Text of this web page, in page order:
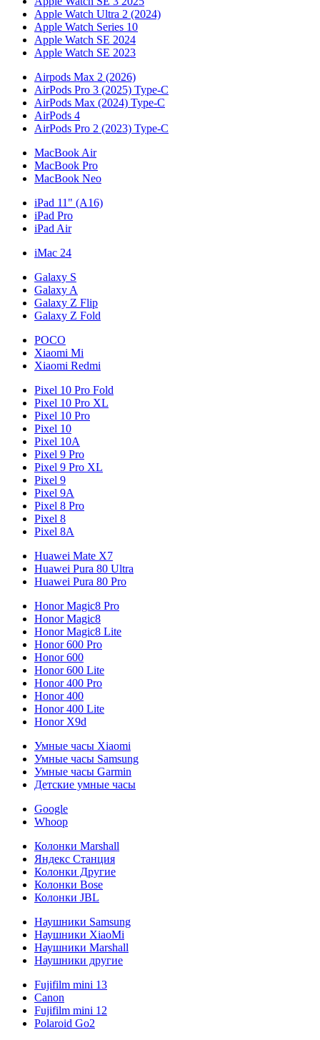
Apple Watch Ultra 2 (2024)
Apple Watch Series 10
Apple Watch SE 2024
Apple Watch SE 2023
Airpods Max 2 (2026)
AirPods Pro 3 (2025) Type-C
AirPods Max (2024) Type-C
AirPods 4
AirPods Pro 2 (2023) Type-C
MacBook Air
MacBook Pro
MacBook Neo
iPad 11" (A16)
iPad Pro
iPad Air
iMac 24
Galaxy S
Galaxy A
Galaxy Z Flip
Galaxy Z Fold
POCO
Xiaomi Mi
Xiaomi Redmi
Pixel 10 Pro Fold
Pixel 10 Pro XL
Pixel 10 Pro
Pixel 10
Pixel 10A
Pixel 9 Pro
Pixel 9 Pro XL
Pixel 9
Pixel 9A
Pixel 8 Pro
Pixel 8
Pixel 8A
Huawei Mate X7
Huawei Pura 80 Ultra
Huawei Pura 80 Pro
Honor Magic8 Pro
Honor Magic8
Honor Magic8 Lite
Honor 600 Pro
Honor 600
Honor 600 Lite
Honor 400 Pro
Honor 400
Honor 400 Lite
Honor X9d
Умные часы Xiaomi
Умные часы Samsung
Умные часы Garmin
Детские умные часы
Google
Whoop
Колонки Marshall
Яндекс Станция
Колонки Другие
Колонки Bose
Колонки JBL
Наушники Samsung
Наушники XiaoMi
Наушники Marshall
Наушники другие
Fujifilm mini 13
Canon
Fujifilm mini 12
Polaroid Go2